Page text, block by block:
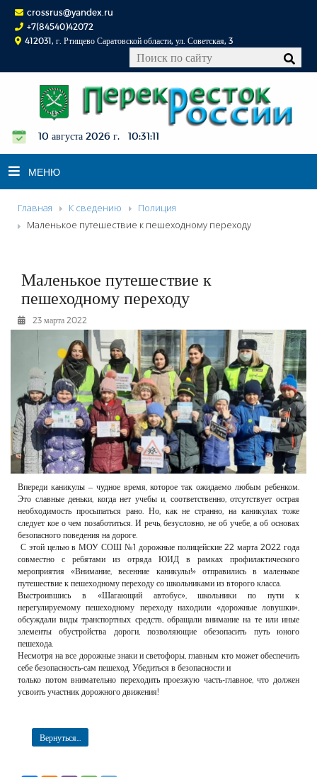
crossrus@yandex.ru
+7(84540)42072
412031, г. Ртищево Саратовской области, ул. Советская, 3
10 августа 2026 г. 10:31:12
МЕНЮ
НОВОСТИ
КОНКУРСЫ
ФОТОРЕПОРТАЖИ
РЕКЛАМОДАТЕЛЯМ
ОБЪЯВЛЕНИЯ
КОНТАКТЫ
Главная К сведению
Полиция
Маленькое путешествие к пешеходному переходу
Маленькое путешествие к
пешеходному переходу
23 марта 2022
Впереди каникулы – чудное время, которое так ожидаемо любым ребенком.
Это славные деньки, когда нет учебы и, соответственно, отсутствует острая
необходимость просыпаться рано. Но, как не странно, на каникулах тоже
следует кое о чем позаботиться. И речь, безусловно, не об учебе, а об основах
безопасного поведения на дороге.
С этой целью в МОУ СОШ №1 дорожные полицейские 22 марта 2022 года
совместно с ребятами из отряда ЮИД в рамках профилактического
мероприятия «Внимание, весенние каникулы!» отправились в маленькое
путешествие к пешеходному переходу со школьниками из второго класса.
Выстроившись в «Шагающий автобус», школьники по пути к
нерегулируемому пешеходному переходу находили «дорожные ловушки»,
обсуждали виды транспортных средств, обращали внимание на те или иные
элементы обустройства дороги, позволяющие обезопасить путь юного
пешехода.
Несмотря на все дорожные знаки и светофоры, главным кто может обеспечить
себе безопасность-сам пешеход. Убедиться в безопасности и
только потом внимательно переходить проезжую часть-главное, что должен
усвоить участник дорожного движения!
Вернуться...